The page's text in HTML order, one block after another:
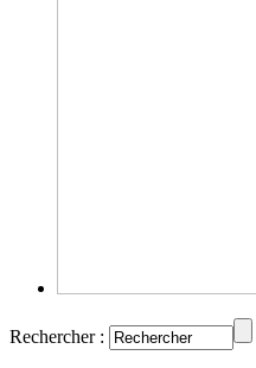
Rechercher :